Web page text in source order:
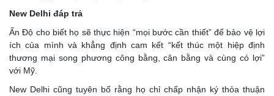
New Delhi đáp trả
Ấn Độ cho biết họ sẽ thực hiện “mọi bước cần thiết” để bảo vệ lợi
ích của mình và khẳng định cam kết “kết thúc một hiệp định
thương mại song phương công bằng, cân bằng và cùng có lợi”
với Mỹ.
New Delhi cũng tuyên bố rằng họ chỉ chấp nhận ký thỏa thuận